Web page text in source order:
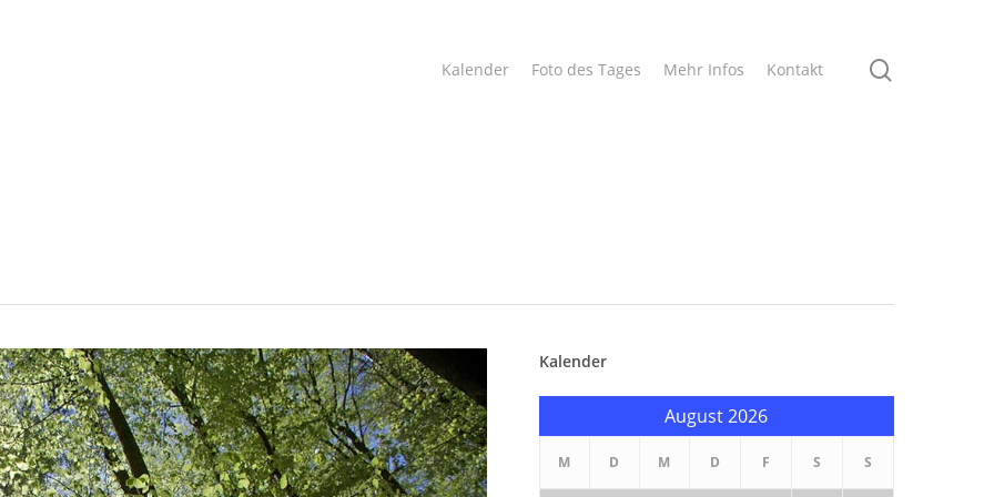
Kalender Foto des Tages Mehr Infos Kontakt
Kalender
August 2026
M D M D F S S